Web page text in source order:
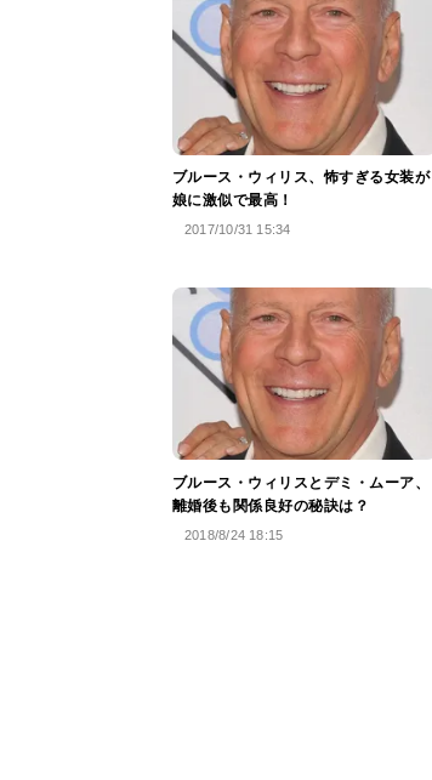
ブルース・ウィリス、怖すぎる女装が
娘に激似で最高！
2017/10/31 15:34
ブルース・ウィリスとデミ・ムーア、
離婚後も関係良好の秘訣は？
2018/8/24 18:15